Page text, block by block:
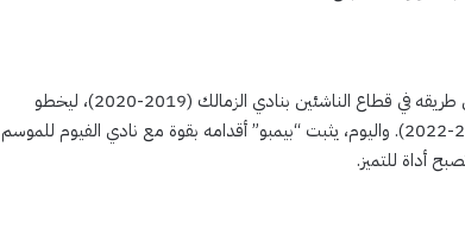
عام 2006، حيث شق طريقه في قطاع الناشئين بنادي الزمالك (2019-2020)، ليخطو
بعدها خطواته الأولى نحو الاحتراف في نادي الإعلاميين (2021-2022). واليوم، يثبت “بيمبو” أقدامه بقوة مع نادي الفيوم للموسم
أداة للتميز.